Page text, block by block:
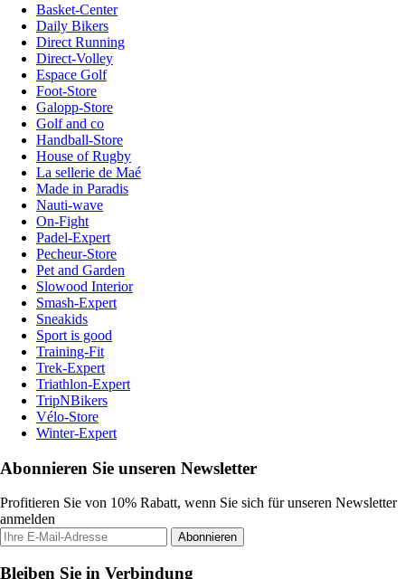
Basket-Center
Daily Bikers
Direct Running
Direct-Volley
Espace Golf
Foot-Store
Galopp-Store
Golf and co
Handball-Store
House of Rugby
La sellerie de Maé
Made in Paradis
Nauti-wave
On-Fight
Padel-Expert
Pecheur-Store
Pet and Garden
Slowood Interior
Smash-Expert
Sneakids
Sport is good
Training-Fit
Trek-Expert
Triathlon-Expert
TripNBikers
Vélo-Store
Winter-Expert
Abonnieren Sie unseren Newsletter
Profitieren Sie von 10% Rabatt, wenn Sie sich für unseren Newsletter
anmelden
Abonnieren
Bleiben Sie in Verbindung